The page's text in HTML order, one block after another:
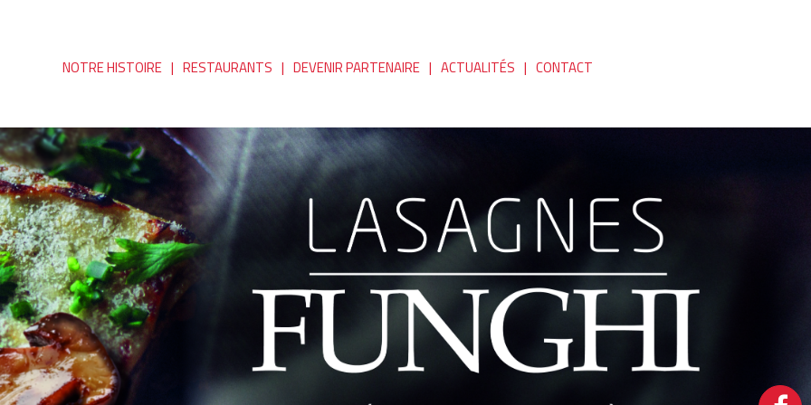
NOTRE HISTOIRE RESTAURANTS DEVENIR PARTENAIRE ACTUALITÉS CONTACT